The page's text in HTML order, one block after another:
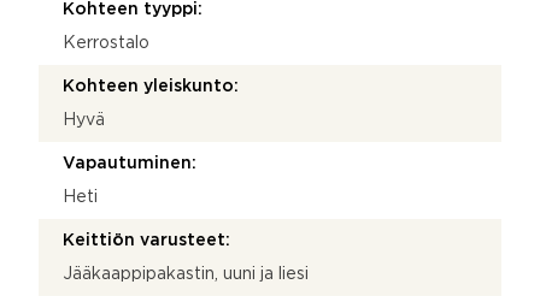
Kohteen tyyppi:
Kerrostalo
Kohteen yleiskunto:
Hyvä
Vapautuminen:
Heti
Keittiön varusteet:
Jääkaappipakastin, uuni ja liesi